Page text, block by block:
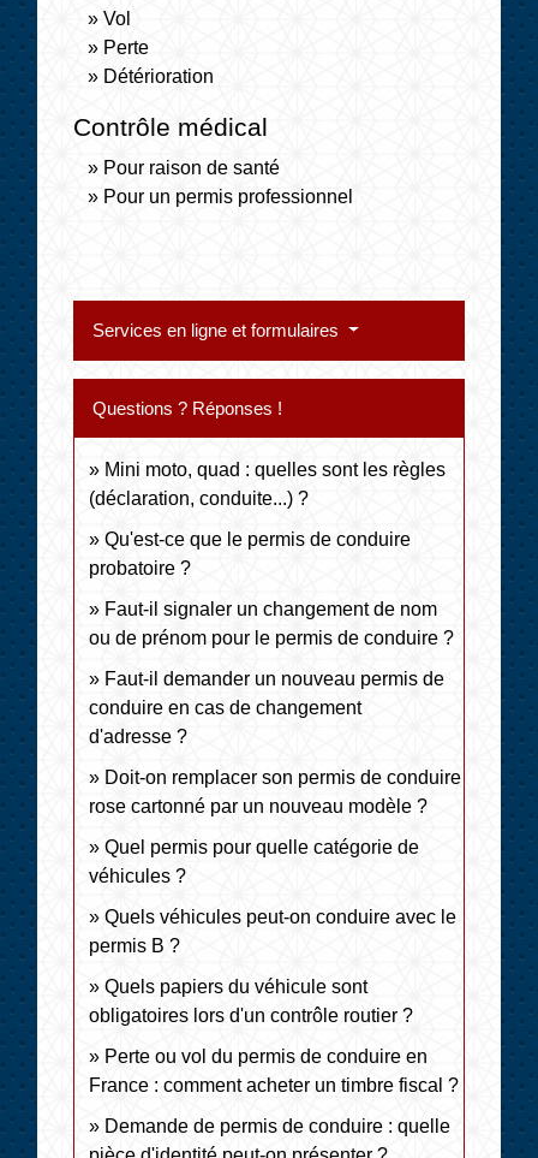
Vol
Perte
Détérioration
Contrôle médical
Pour raison de santé
Pour un permis professionnel
Services en ligne et formulaires
Questions ? Réponses !
Mini moto, quad : quelles sont les règles
(déclaration, conduite...) ?
Qu'est-ce que le permis de conduire
probatoire ?
Faut-il signaler un changement de nom
ou de prénom pour le permis de conduire ?
Faut-il demander un nouveau permis de
conduire en cas de changement
d'adresse ?
Doit-on remplacer son permis de conduire
rose cartonné par un nouveau modèle ?
Quel permis pour quelle catégorie de
véhicules ?
Quels véhicules peut-on conduire avec le
permis B ?
Quels papiers du véhicule sont
obligatoires lors d'un contrôle routier ?
Perte ou vol du permis de conduire en
France : comment acheter un timbre fiscal ?
Demande de permis de conduire : quelle